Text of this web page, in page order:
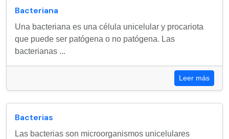
Bacteriana
Una bacteriana es una célula unicelular y procariota
que puede ser patógena o no patógena. Las
bacterianas ...
Leer más
Bacterias
Las bacterias son microorganismos unicelulares